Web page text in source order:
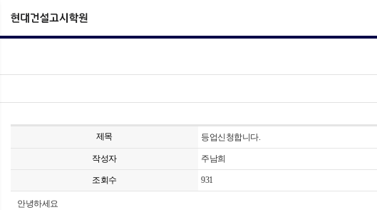
제목 등업신청합니다.
작성자 주남희
조회수 931
안녕하세요